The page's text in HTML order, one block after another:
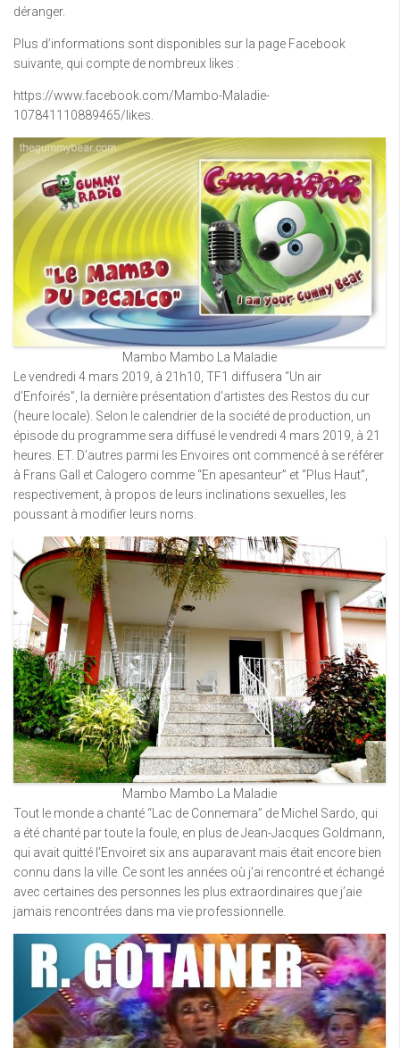
déranger.
Plus d’informations sont disponibles sur la page Facebook
suivante, qui compte de nombreux likes :
https://www.facebook.com/Mambo-Maladie-
107841110889465/likes.
Mambo Mambo La Maladie
Le vendredi 4 mars 2019, à 21h10, TF1 diffusera “Un air
d’Enfoirés”, la dernière présentation d’artistes des Restos du cur
(heure locale). Selon le calendrier de la société de production, un
épisode du programme sera diffusé le vendredi 4 mars 2019, à 21
heures. ET. D’autres parmi les Envoires ont commencé à se référer
à Frans Gall et Calogero comme “En apesanteur” et “Plus Haut”,
respectivement, à propos de leurs inclinations sexuelles, les
poussant à modifier leurs noms.
Mambo Mambo La Maladie
Tout le monde a chanté “Lac de Connemara” de Michel Sardo, qui
a été chanté par toute la foule, en plus de Jean-Jacques Goldmann,
qui avait quitté l’Envoiret six ans auparavant mais était encore bien
connu dans la ville. Ce sont les années où j’ai rencontré et échangé
avec certaines des personnes les plus extraordinaires que j’aie
jamais rencontrées dans ma vie professionnelle.